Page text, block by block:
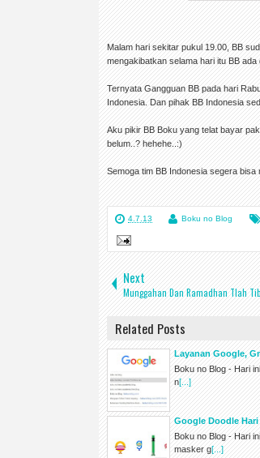
Malam hari sekitar pukul 19.00, BB
mengakibatkan selama hari itu BB ada
Ternyata Gangguan BB pada hari
Indonesia. Dan pihak BB Indonesia
Aku pikir BB Boku yang telat bayar
belum..? hehehe..:)
Semoga tim BB Indonesia segera
4.7.13 Boku no Blog
Next
Munggahan Dan Ramadhan Tlah
Related Posts
Layanan Google,
Boku no Blog - Hari
n[...]
Google Doodle
Boku no Blog - Hari
masker g[...]